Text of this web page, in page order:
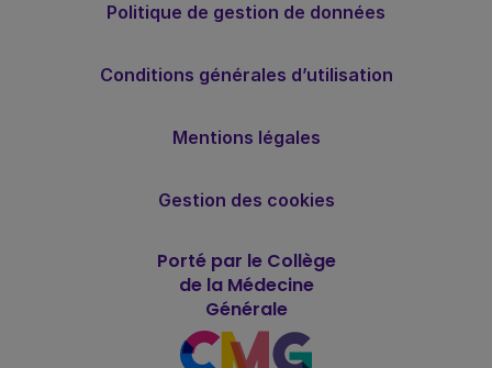
Politique de gestion de données
Conditions générales d’utilisation
Mentions légales
Gestion des cookies
Porté par le Collège
de la Médecine
Générale